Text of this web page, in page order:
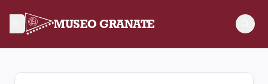
MUSEO GRANATE
Fecha 18. Partido entre Lanús y Vélez Sarsfield disputado